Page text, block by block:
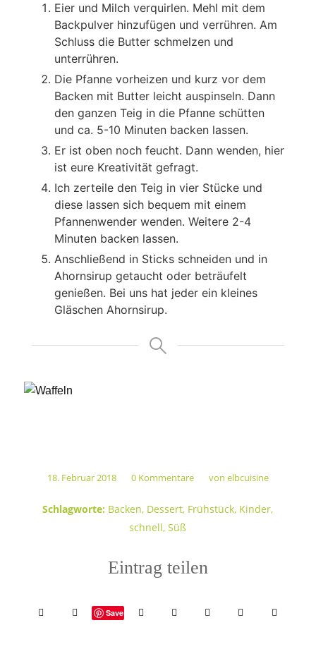
Eier und Milch verquirlen. Mehl mit dem
Backpulver hinzufügen und verrühren. Am
Schluss die Butter schmelzen und
unterrühren.
Die Pfanne vorheizen und kurz vor dem
Backen mit Butter leicht auspinseln. Dann
den ganzen Teig in die Pfanne schütten
und ca. 5-10 Minuten backen lassen.
Er ist oben noch feucht. Dann wenden, hier
ist eure Kreativität gefragt.
Ich zerteile den Teig in vier Stücke und
diese lassen sich bequem mit einem
Pfannenwender wenden. Weitere 2-4
Minuten backen lassen.
Anschließend in Sticks schneiden und in
Ahornsirup getaucht oder beträufelt
genießen. Bei uns hat jeder ein kleines
Gläschen Ahornsirup.
18. Februar 2018
/ 0 Kommentare
/ von elbcuisine
Schlagworte: Backen, Dessert, Frühstück, Kinder,
schnell,Süß
Eintrag teilen
Save